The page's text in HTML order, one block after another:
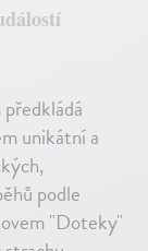
unikátní a
podle
"Doteky"